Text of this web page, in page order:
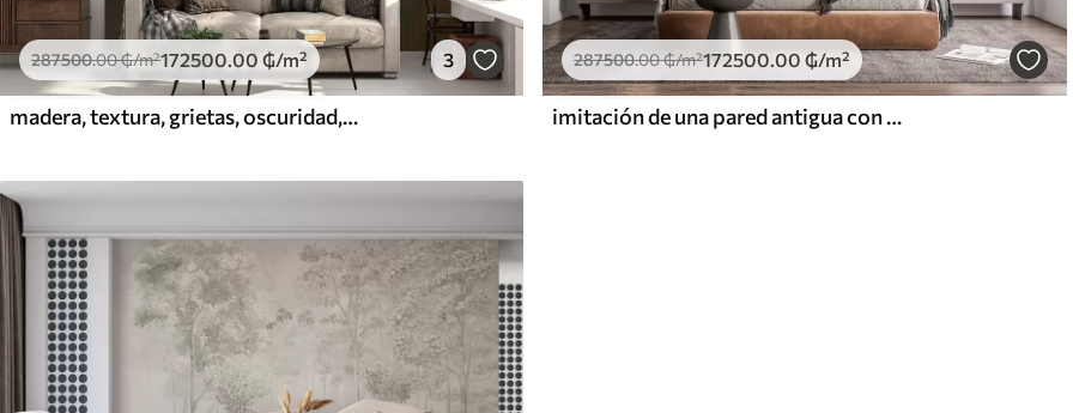
287500.00₲/m²172500 .00 ₲/m² 3
madera, textura, grietas, oscuridad, corteza, superficie
287500.00₲/m²172500 .00 ₲/m²
imitación de una pared antigua con textura